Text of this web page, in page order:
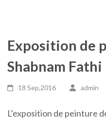
Exposition de
Shabnam Fathi
18 Sep,2016 admin
L’exposition de peinture